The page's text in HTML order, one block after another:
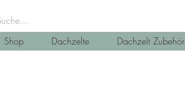
Shop Dachzelte Dachzelt Zubehör